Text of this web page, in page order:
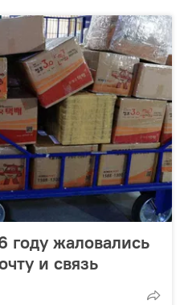
году жаловались
и связь